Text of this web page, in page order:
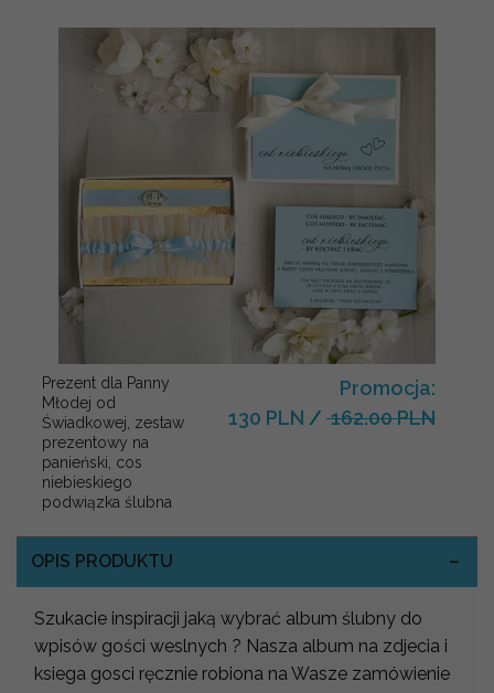
Prezent dla Panny
Młodej od
Świadkowej, zestaw
prezentowy na
panieński, cos
niebieskiego
podwiązka ślubna
Promocja:
130 PLN / 162.00 PLN
OPIS PRODUKTU
Szukacie inspiracji jaką wybrać album ślubny do
wpisów gości weslnych ? Nasza album na zdjecia i
ksiega gosci ręcznie robiona na Wasze zamówienie